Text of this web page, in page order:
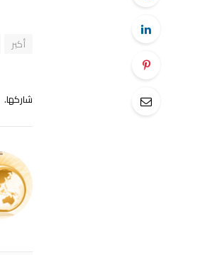
أكبر
شاركها.